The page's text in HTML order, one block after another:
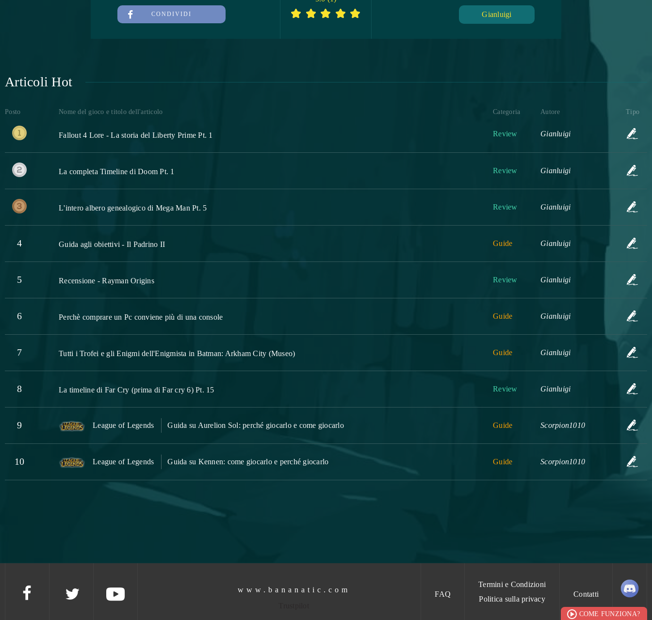
COME FUNZIONA?
CONDIVIDI Gianluigi
Articoli Hot
Posto Nome del gioco e titolo dell'articolo Categoria Autore Tipo
Fallout 4 Lore - La storia del Liberty Prime Pt. 1 Review Gianluigi
La completa Timeline di Doom Pt. 1 Review Gianluigi
L'intero albero genealogico di Mega Man Pt. 5 Review Gianluigi
4 Guida agli obiettivi - Il Padrino II Guide Gianluigi
5 Recensione - Rayman Origins Review Gianluigi
6 Perchè comprare un Pc conviene più di una console Guide Gianluigi
7 Tutti i Trofei e gli Enigmi dell'Enigmista in Batman: Arkham City (Museo) Guide Gianluigi
8 La timeline di Far Cry (prima di Far cry 6) Pt. 15 Review Gianluigi
9 League of Legends Guida su Aurelion Sol: perché giocarlo e come giocarlo Guide Scorpion1010
10 League of Legends Guida su Kennen: come giocarlo e perché giocarlo Guide Scorpion1010
FAQ
Termini e Condizioni
Politica sulla privacy
Contatti
www.bananatic.com